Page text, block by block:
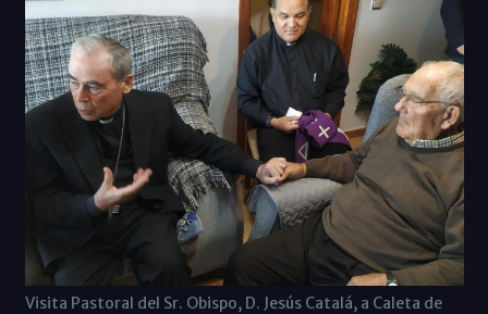
Visita Pastoral del Sr. Obispo, D. Jesús Catalá, a Caleta de